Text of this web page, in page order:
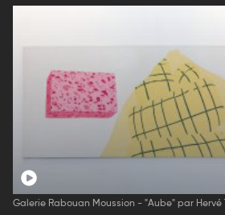
Galerie Rabouan Moussion - "Aube" par Hervé